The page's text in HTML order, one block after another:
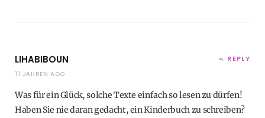
LIHABIBOUN
11 JAHREN AGO
REPLY
Was für ein Glück, solche Texte einfach so lesen zu dürfen!
Haben Sie nie daran gedacht, ein Kinderbuch zu schreiben?